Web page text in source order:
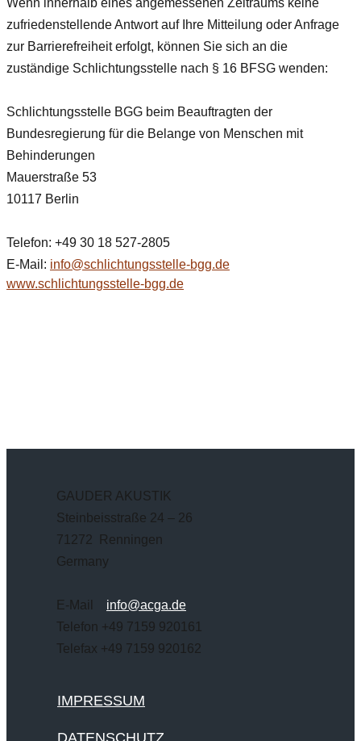
Wenn innerhalb eines angemessenen Zeitraums keine
zufriedenstellende Antwort auf Ihre Mitteilung oder Anfrage
zur Barrierefreiheit erfolgt, können Sie sich an die
zuständige Schlichtungsstelle nach § 16 BFSG wenden:
Schlichtungsstelle BGG beim Beauftragten der
Bundesregierung für die Belange von Menschen mit
Behinderungen
Mauerstraße 53
10117 Berlin
Telefon: +49 ​30 18 527-2805
E-Mail: info@schlichtungsstelle-bgg.de
www.schlichtungsstelle-bgg.de
GAUDER AKUSTIK
Steinbeisstraße 24 – 26
71272 Renningen
Germany
E-Mail info@acga.de
Telefon +49 7159 920161
Telefax +49 7159 920162
IMPRESSUM
DATENSCHUTZ